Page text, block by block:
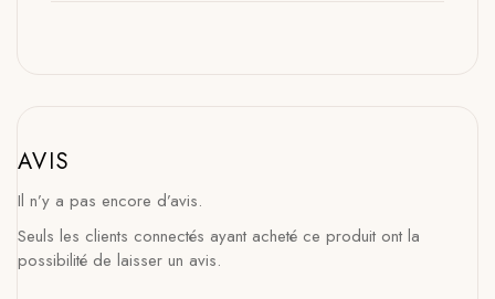
AVIS
Il n’y a pas encore d’avis.
Seuls les clients connectés ayant acheté ce produit ont la
possibilité de laisser un avis.